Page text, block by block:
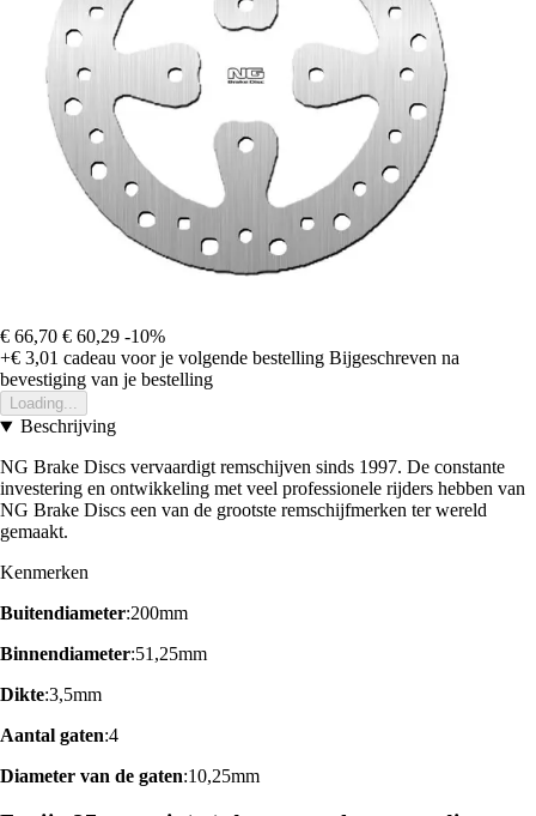
€ 66,70 € 60,29 -10%
+€ 3,01 cadeau voor je volgende bestelling Bijgeschreven na
bevestiging van je bestelling
Loading...
Beschrijving
NG Brake Discs vervaardigt remschijven sinds 1997. De constante
investering en ontwikkeling met veel professionele rijders hebben van
NG Brake Discs een van de grootste remschijfmerken ter wereld
gemaakt.
Kenmerken
Buitendiameter:200mm
Binnendiameter:51,25mm
Dikte:3,5mm
Aantal gaten:4
Diameter van de gaten:10,25mm